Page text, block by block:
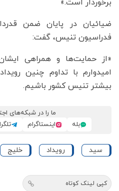
برخوردار است.»
ضیائیان در پایان ضمن
فدراسیون تنیس، گفت:
«از حمایت‌ها و همراهی
امیدوارم با تداوم چنین
بیشتر تنیس کشور باشیم.
ما را در شبکه‌های
بله
اینستاگرام
سید رویداد خلیج
کپی لینک کوتاه